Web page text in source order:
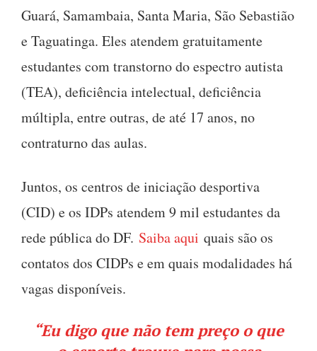
Guará, Samambaia, Santa Maria, São Sebastião
e Taguatinga. Eles atendem gratuitamente
estudantes com transtorno do espectro autista
(TEA), deficiência intelectual, deficiência
múltipla, entre outras, de até 17 anos, no
contraturno das aulas.
Juntos, os centros de iniciação desportiva
(CID) e os IDPs atendem 9 mil estudantes da
rede pública do DF. Saiba aqui quais são os
contatos dos CIDPs e em quais modalidades há
vagas disponíveis.
“Eu digo que não tem preço o que